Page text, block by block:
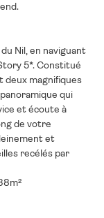
Nil, en naviguant
5*. Constitué
deux magnifiques
qui
et écoute à
de votre
et
recélés par